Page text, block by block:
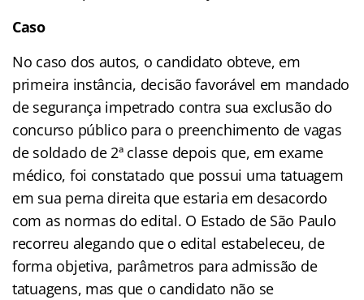
Caso
No caso dos autos, o candidato obteve, em
primeira instância, decisão favorável em mandado
de segurança impetrado contra sua exclusão do
concurso público para o preenchimento de vagas
de soldado de 2ª classe depois que, em exame
médico, foi constatado que possui uma tatuagem
em sua perna direita que estaria em desacordo
com as normas do edital. O Estado de São Paulo
recorreu alegando que o edital estabeleceu, de
forma objetiva, parâmetros para admissão de
tatuagens, mas que o candidato não se